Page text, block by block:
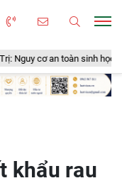
an toàn thực phẩm từ
khẩu rau